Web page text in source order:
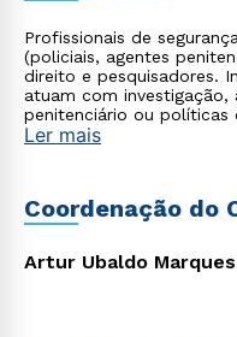
Profissionais de
(policiais, agentes
direito e pesquisadores.
atuam com investigação,
penitenciário ou políticas
Ler mais
Coordenação do
Artur Ubaldo